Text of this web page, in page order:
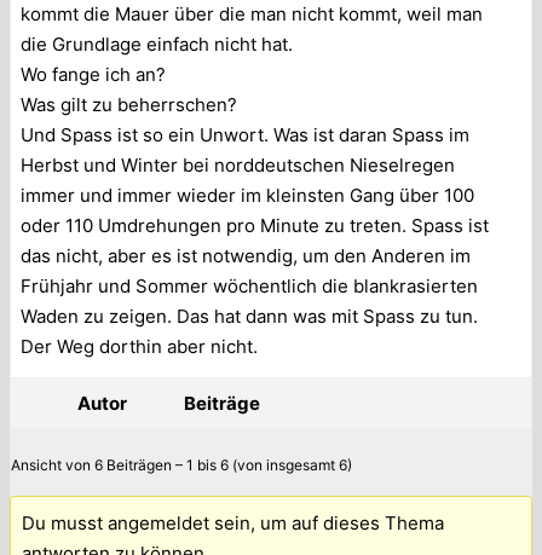
kommt die Mauer über die man nicht kommt, weil man
die Grundlage einfach nicht hat.
Wo fange ich an?
Was gilt zu beherrschen?
Und Spass ist so ein Unwort. Was ist daran Spass im
Herbst und Winter bei norddeutschen Nieselregen
immer und immer wieder im kleinsten Gang über 100
oder 110 Umdrehungen pro Minute zu treten. Spass ist
das nicht, aber es ist notwendig, um den Anderen im
Frühjahr und Sommer wöchentlich die blankrasierten
Waden zu zeigen. Das hat dann was mit Spass zu tun.
Der Weg dorthin aber nicht.
Autor Beiträge
Ansicht von 6 Beiträgen – 1 bis 6 (von insgesamt 6)
Du musst angemeldet sein, um auf dieses Thema